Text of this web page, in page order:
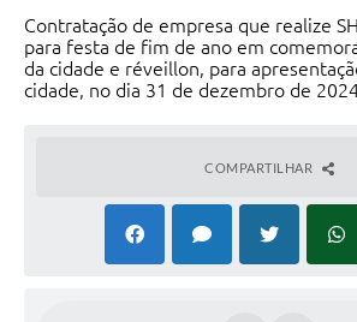
Contratação de empresa que realize
para festa de fim de ano em
da cidade e réveillon, para
cidade, no dia 31 de dezembro de
COMPARTILHAR